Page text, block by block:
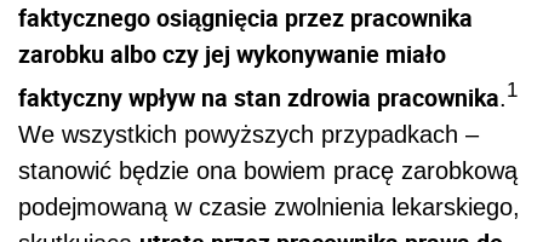
faktycznego osiągnięcia przez pracownika
zarobku albo czy jej wykonywanie miało
faktyczny wpływ na stan zdrowia pracownika.1
We wszystkich powyższych przypadkach –
stanowić będzie ona bowiem pracę zarobkową
podejmowaną w czasie zwolnienia lekarskiego,